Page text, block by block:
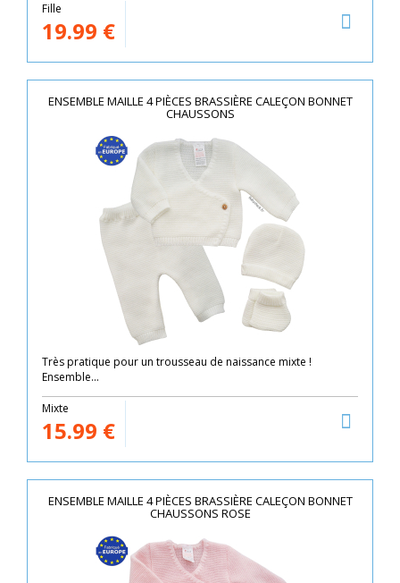
Fille
19.99 €
ENSEMBLE MAILLE 4 PIÈCES BRASSIÈRE CALEÇON BONNET
CHAUSSONS
Très pratique pour un trousseau de naissance mixte !
Ensemble...
Mixte
15.99 €
ENSEMBLE MAILLE 4 PIÈCES BRASSIÈRE CALEÇON BONNET
CHAUSSONS ROSE